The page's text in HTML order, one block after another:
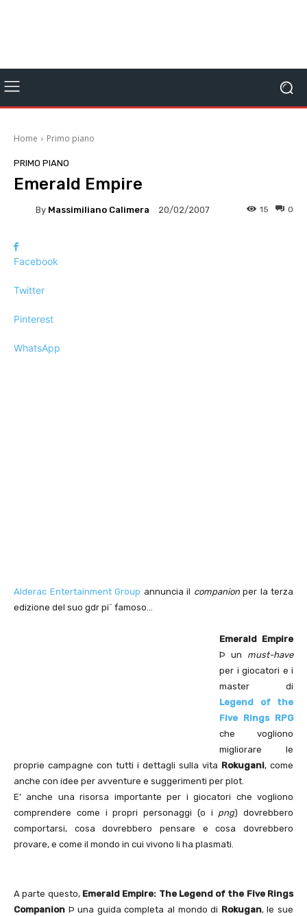
Home Primo piano
PRIMO PIANO
Emerald Empire
By Massimiliano Calimera 20/02/2007 0
15
Facebook
Twitter
Pinterest
WhatsApp
Alderac Entertainment Group annuncia il companionper la terza
edizione del suo gdr pi¨ famoso…
Emerald Empire
Þ un must-have
per i giocatori e i
master di
Legend
of the
Five Rings RPG
che vogliono
migliorare le
proprie campagne con tutti i dettagli sulla vita Rokugani, come
anche con idee per avventure e suggerimenti per plot.
E’ anche una risorsa importante per i giocatori che vogliono
comprendere come i propri personaggi (o i png) dovrebbero
comportarsi, cosa dovrebbero pensare e cosa dovrebbero
provare, e come il mondo in cui vivono li ha plasmati.
A parte questo, Emerald Empire: The Legend of the Five Rings
Companion Þ una guida completa al mondo di Rokugan, le sue